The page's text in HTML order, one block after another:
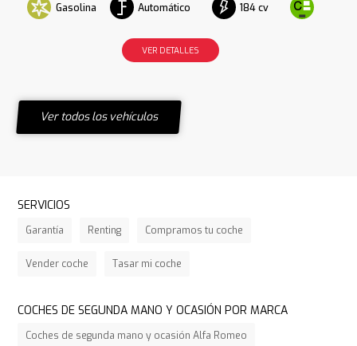
Gasolina Automático 184 cv
VER DETALLES
Ver todos los vehículos
SERVICIOS
Garantía Renting Compramos tu coche
Vender coche Tasar mi coche
COCHES DE SEGUNDA MANO Y OCASIÓN POR MARCA
Coches de segunda mano y ocasión Alfa Romeo